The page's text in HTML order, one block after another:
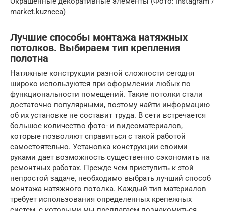
market.kuzneca)
Лучшие способы монтажа натяжных
потолков. Выбираем тип крепления
полотна
Натяжные конструкции разной сложности сегодня
широко используются при оформлении любых по
функциональности помещений. Такие потолки стали
достаточно популярными, поэтому найти информацию
об их установке не составит труда. В сети встречается
большое количество фото- и видеоматериалов,
которые позволяют справиться с такой работой
самостоятельно. Установка конструкции своими
руками дает возможность существенно сэкономить на
ремонтных работах. Прежде чем приступить к этой
непростой задаче, необходимо выбрать лучший способ
монтажа натяжного потолка. Каждый тип материалов
требует использования определенных крепежных